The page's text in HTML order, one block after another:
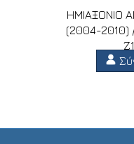
ΗΜΙΑΞΟΝΙΟ
(2004-2010)